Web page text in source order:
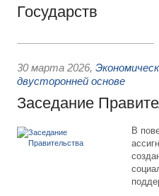
Государств
30 марта 2026,
двусторонней основе
Заседание
В